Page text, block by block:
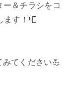
＆チラシをコ
ます！📮
てください💪